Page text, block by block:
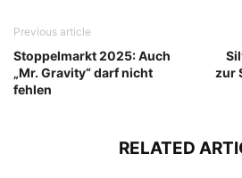
Previous article
Stoppelmarkt 2025: Auch
„Mr. Gravity“ darf nicht
fehlen
zur
RELATED